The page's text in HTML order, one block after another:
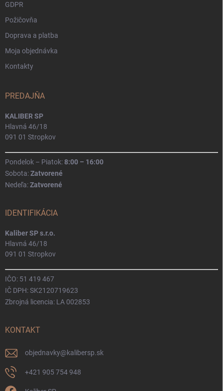
GDPR
Požičovňa
Doprava a platba
Moja objednávka
Kontakty
PREDAJŇA
KALIBER SP
Hlavná 46/18
091 01 Stropkov
Pondelok – Piatok:8:00 – 16:00
Sobota:Zatvorené
Nedeľa:Zatvorené
IDENTIFIKÁCIA
Kaliber SP s.r.o.
Hlavná 46/18
091 01 Stropkov
IČO: 51 419 467
IČ DPH: SK2120719623
Zbrojná licencia: LA 002853
KONTAKT
objednavky@kalibersp.sk
+421 905 754 948